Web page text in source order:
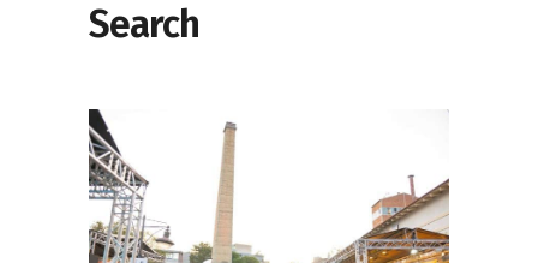
Search